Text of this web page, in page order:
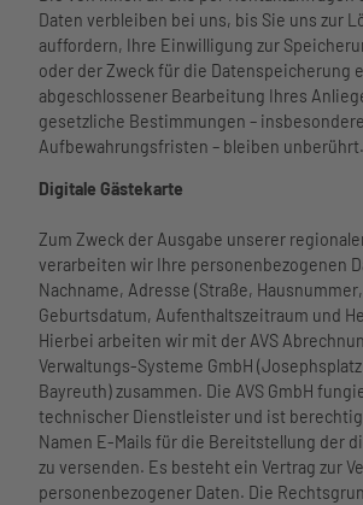
Daten verbleiben bei uns, bis Sie uns zur
auffordern, Ihre Einwilligung zur
oder der Zweck für die Datenspeicherung
abgeschlossener Bearbeitung Ihres
gesetzliche Bestimmungen –
Aufbewahrungsfristen – bleiben unberührt.
Digitale Gästekarte
Zum Zweck der Ausgabe unserer
verarbeiten wir Ihre personenbezogenen
Nachname, Adresse (Straße,
Geburtsdatum, Aufenthaltszeitraum und
Hierbei arbeiten wir mit der AVS
Verwaltungs-Systeme GmbH (Josephsplatz
Bayreuth) zusammen. Die AVS GmbH
technischer Dienstleister und ist
Namen E-Mails für die Bereitstellung der
zu versenden. Es besteht ein Vertrag zur
personenbezogener Daten. Die